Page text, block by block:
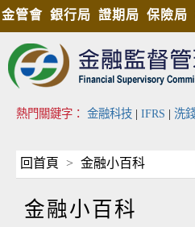
金管會 銀行局 證期局 保險局
熱門關鍵字： 金融科技 | IFRS | 洗
回首頁 金融小百科
金融小百科